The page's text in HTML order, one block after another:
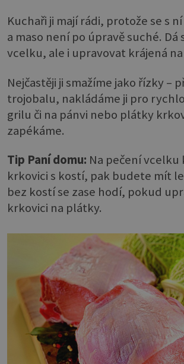
Kuchaři ji mají rádi, protože se s
a maso není po úpravě suché. Dá
vcelku, ale i upravovat krájená
Nejčastěji ji smažíme jako řízky –
trojobalu, nakládáme ji pro
grilu či na pánvi nebo plátky
zapékáme.
Tip Paní domu: Na pečení
krkovici s kostí, pak budete mít
bez kostí se zase hodí, pokud
krkovici na plátky.